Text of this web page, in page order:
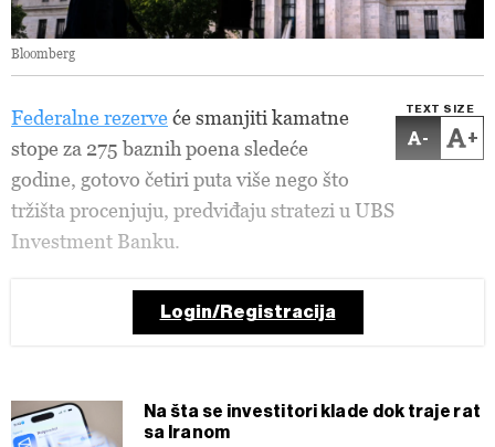
Bloomberg
TEXT SIZE
- +
Federalne rezerveće smanjiti kamatne
stope za 275 baznih poena sledeće
godine, gotovo četiri puta više nego što
tržišta procenjuju, predviđaju stratezi u UBS
Investment Banku.
Login/Registracija
Na šta se investitori klade dok traje rat
sa Iranom